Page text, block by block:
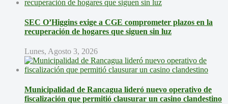
SEC O’Higgins exige a CGE comprometer plazos en la
recuperación de hogares que siguen sin luz
Lunes, Agosto 3, 2026
Municipalidad de Rancagua lideró nuevo operativo de
fiscalización que permitió clausurar un casino clandestino